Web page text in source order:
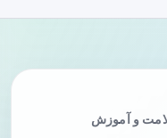
و آموزش